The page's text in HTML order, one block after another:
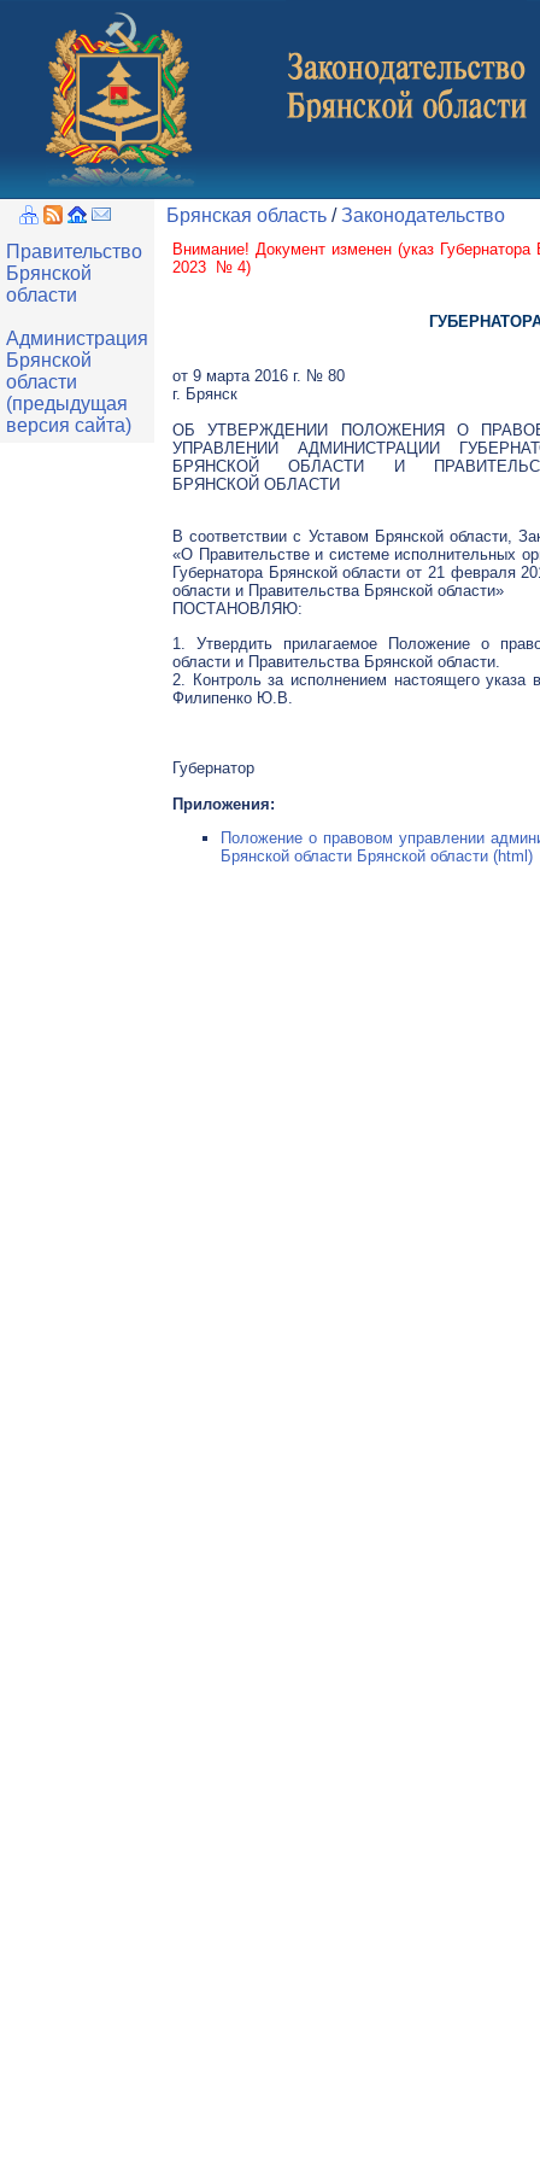
Правительство
Брянской
области
Администрация
Брянской
области
(предыдущая
версия сайта)
Брянская область /Законодательство
Внимание! Документ изменен (указ
2023 № 4)
от 9 марта 2016 г. № 80
г. Брянск
ОБ УТВЕРЖДЕНИИ ПОЛОЖЕНИЯ О
УПРАВЛЕНИИ АДМИНИСТРАЦИИ
БРЯНСКОЙ ОБЛАСТИ И
БРЯНСКОЙ ОБЛАСТИ
В соответствии с Уставом Брянской области,
«О Правительстве и системе исполнительных
Губернатора Брянской области от 21 февраля
области и Правительства Брянской области»
ПОСТАНОВЛЯЮ:
1. Утвердить прилагаемое Положение о
области и Правительства Брянской области.
2. Контроль за исполнением настоящего указа
Филипенко Ю.В.
Губернатор
Приложения:
Положение о правовом управлении
Брянской области Брянской области (html)